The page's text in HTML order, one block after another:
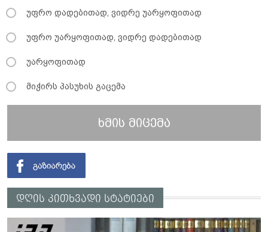
უფრო დადებითად, ვიდრე უარყოფითად
უფრო უარყოფითად, ვიდრე დადებითად
უარყოფითად
მიჭირს პასუხის გაცემა
ხმის მიცემა
დღის კითხვადი სტატიები